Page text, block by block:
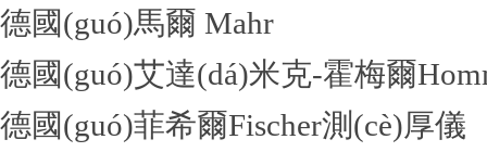
德國(guó)馬爾 Mahr
德國(guó)艾達(dá)米克-霍梅爾
德國(guó)菲希爾Fischer測(cè)厚儀